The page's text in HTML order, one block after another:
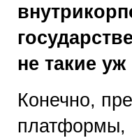
не такие
Конечно,
платформы,